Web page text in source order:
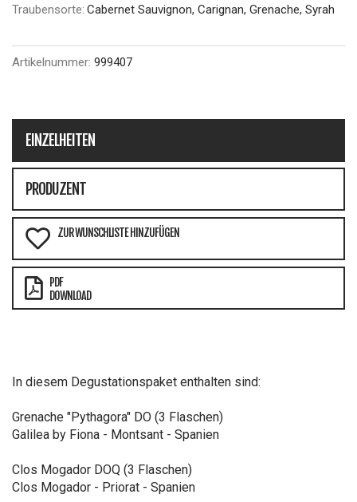
Traubensorte: Cabernet Sauvignon, Carignan, Grenache, Syrah
Artikelnummer: 999407
EINZELHEITEN
PRODUZENT
ZUR WUNSCHLISTE HINZUFÜGEN
PDF
DOWNLOAD
In diesem Degustationspaket enthalten sind:
Grenache "Pythagora" DO (3 Flaschen)
Galilea by Fiona - Montsant - Spanien
Clos Mogador DOQ (3 Flaschen)
Clos Mogador - Priorat - Spanien